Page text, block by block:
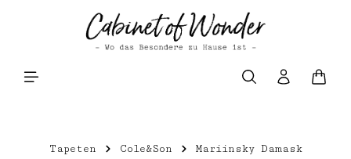
Zum Hauptinhalt springen
Tapeten Cole&Son Mariinsky Damask